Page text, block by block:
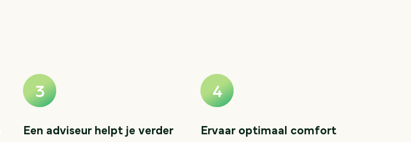
Een adviseur helpt je verder Ervaar optimaal comfort